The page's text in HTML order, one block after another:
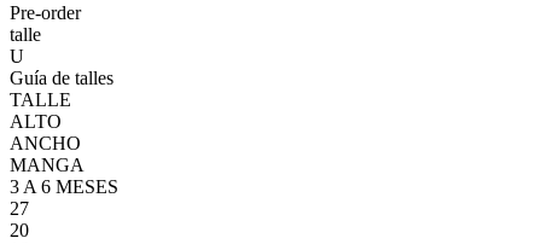
Pre-order
talle
U
Guía de talles
TALLE
ALTO
ANCHO
MANGA
3 A 6 MESES
27
20